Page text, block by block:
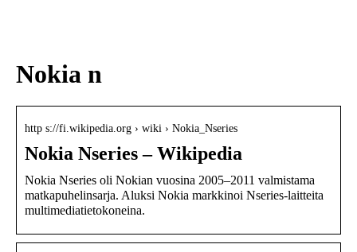
Nokia n
http s://fi.wikipedia.org › wiki › Nokia_Nseries
Nokia Nseries – Wikipedia
Nokia Nseries oli Nokian vuosina 2005–2011 valmistama
matkapuhelinsarja. Aluksi Nokia markkinoi Nseries-laitteita
multimediatietokoneina.